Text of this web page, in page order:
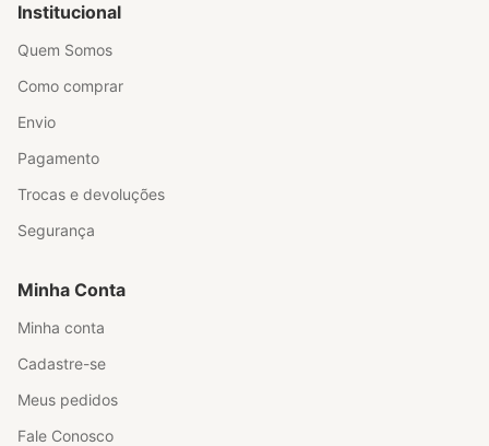
Institucional
Quem Somos
Como comprar
Envio
Pagamento
Trocas e devoluções
Segurança
Minha Conta
Minha conta
Cadastre-se
Meus pedidos
Fale Conosco